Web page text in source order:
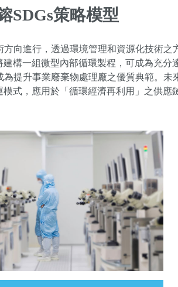
SDGs策略模型
向進行，透過環境管理和資源化技術
構一組微型內部循環製程，可成為充
提升事業廢棄物處理廠之優質典範。
式，應用於「循環經濟再利用」之供應